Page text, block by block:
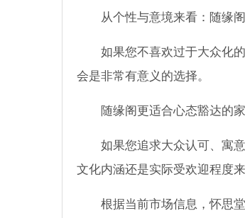
从个性与意境来看：随缘
如果您不喜欢过于大众化
会是非常有意义的选择。
随缘阁更适合心态豁达的
如果您追求大众认可、寓
文化内涵还是实际受欢迎程度
根据当前市场信息，怀思